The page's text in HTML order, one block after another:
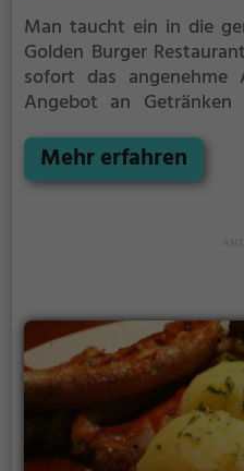
Man taucht ein in die
Golden Burger
sofort das angenehme
Angebot an Getränken
Speisen, leckere
herzhaftes Frühstück -
Mehr erfahren